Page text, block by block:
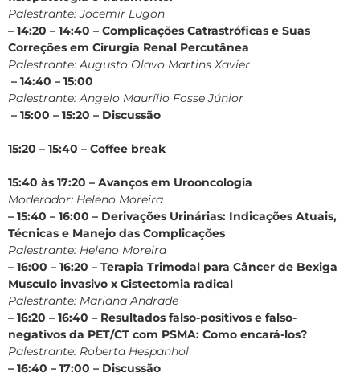
Palestrante: Jocemir Lugon
– 14:20 – 14:40 – Complicações Catrastróficas e Suas
Correções em Cirurgia Renal Percutânea
Palestrante: Augusto Olavo Martins Xavier
– 14:40 – 15:00
Palestrante: Angelo Maurílio Fosse Júnior
– 15:00 – 15:20 – Discussão
15:20 – 15:40 – Coffee break
15:40 às 17:20 – Avanços em Urooncologia
Moderador: Heleno Moreira
– 15:40 – 16:00 – Derivações Urinárias: Indicações Atuais,
Técnicas e Manejo das Complicações
Palestrante: Heleno Moreira
– 16:00 – 16:20 – Terapia Trimodal para Câncer de Bexiga
Musculo invasivo x Cistectomia radical
Palestrante: Mariana Andrade
– 16:20 – 16:40 – Resultados falso-positivos e falso-
negativos da PET/CT com PSMA: Como encará-los?
Palestrante: Roberta Hespanhol
– 16:40 – 17:00 – Discussão